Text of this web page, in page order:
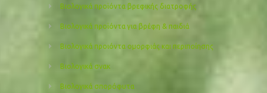
Βιολογικά προϊόντα βρεφικής διατροφής
Βιολογικά προϊόντα για βρέφη & παιδιά
Βιολογικά προιόντα ομορφιάς και περιποίησης
Βιολογικά σνακ
Βιολογικά σπορόφυτα